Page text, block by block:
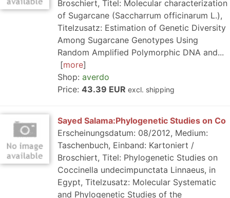
Broschiert, Titel: Molecular characterization
of Sugarcane (Saccharrum officinarum L.),
Titelzusatz: Estimation of Genetic Diversity
Among Sugarcane Genotypes Using
Random Amplified Polymorphic DNA and...
more
Shop: averdo
Price: 43.39 EUR excl. shipping
Sayed Salama:Phylogenetic Studies on Co
Erscheinungsdatum: 08/2012, Medium:
Taschenbuch, Einband: Kartoniert /
Broschiert, Titel: Phylogenetic Studies on
Coccinella undecimpunctata Linnaeus, in
Egypt, Titelzusatz: Molecular Systematic
and Phylogenetic Studies of the